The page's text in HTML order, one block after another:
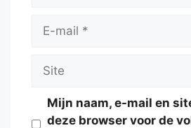
Site
Mijn naam, e-mail en
deze browser voor de